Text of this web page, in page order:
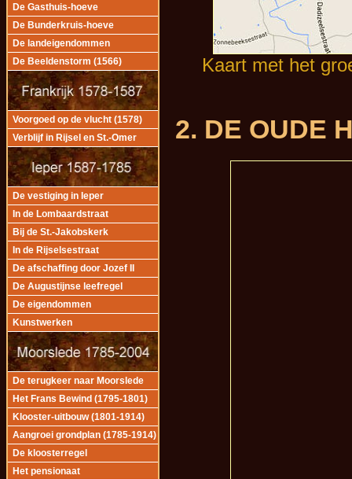
De Gasthuis-hoeve
De Bunderkruis-hoeve
De landeigendommen
De Beeldenstorm (1566)
Voorgoed op de vlucht (1578)
Verblijf in Rijsel en St.-Omer
De vestiging in Ieper
In de Lombaardstraat
Bij de St.-Jakobskerk
In de Rijselsestraat
De afschaffing door Jozef II
De Augustijnse leefregel
De eigendommen
Kunstwerken
De terugkeer naar Moorslede
Het Frans Bewind (1795-1801)
Klooster-uitbouw (1801-1914)
Aangroei grondplan (1785-1914)
De kloosterregel
Het pensionaat
Kaart met het
2. DE OUDE